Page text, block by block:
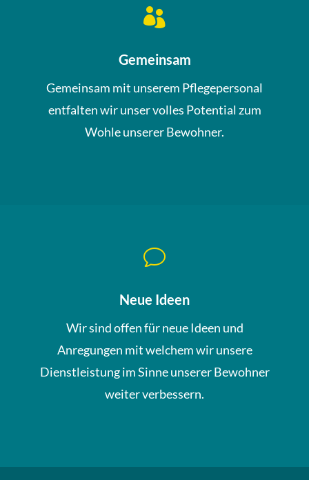

Gemeinsam
Gemeinsam mit unserem Pflegepersonal
entfalten wir unser volles Potential zum
Wohle unserer Bewohner.
v
Neue Ideen
Wir sind offen für neue Ideen und
Anregungen mit welchem wir unsere
Dienstleistung im Sinne unserer Bewohner
weiter verbessern.